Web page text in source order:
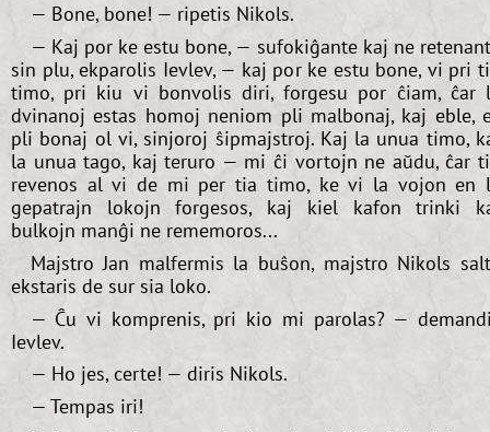
— Bone, bone! — ripetis Nikols.
— Kaj por ke estu bone, — sufokiĝante kaj ne
sin plu, ekparolis Ievlev, — kaj por ke estu bone, vi pri
timo, pri kiu vi bonvolis diri, forgesu por ĉiam, ĉar
dvinanoj estas homoj neniom pli malbonaj, kaj eble,
pli bonaj ol vi, sinjoroj ŝipmajstroj. Kaj la unua timo,
la unua tago, kaj teruro — mi ĉi vortojn ne aŭdu, ĉar
revenos al vi de mi per tia timo, ke vi la vojon en
gepatrajn lokojn forgesos, kaj kiel kafon trinki
bulkojn manĝi ne rememoros...
Majstro Jan malfermis la buŝon, majstro Nikols
ekstaris de sur sia loko.
— Ĉu vi komprenis, pri kio mi parolas? —
Ievlev.
— Ho jes, certe! — diris Nikols.
— Tempas iri!